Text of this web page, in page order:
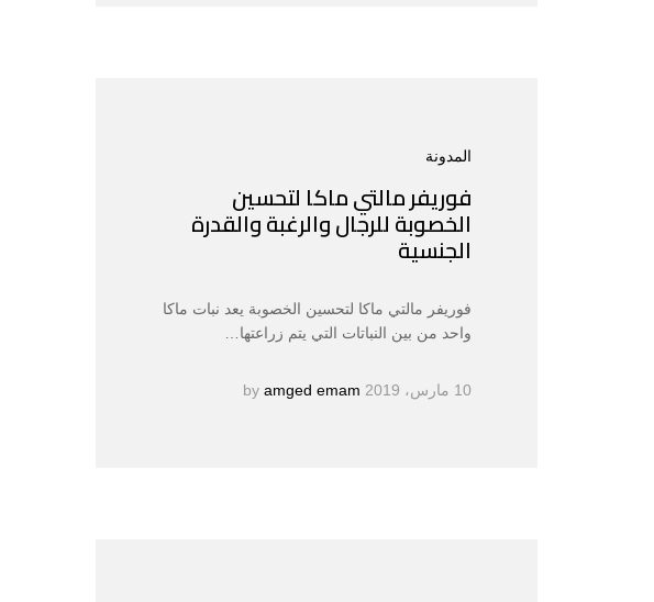
المدونة
فوريفر مالتي ماكا لتحسين
الخصوبة للرجال والرغبة والقدرة
الجنسية
فوريفر مالتي ماكا لتحسين الخصوبة يعد نبات ماكا
واحد من بين النباتات التي يتم زراعتها…
10 مارس، 2019 amged emam